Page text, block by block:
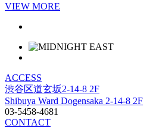
VIEW MORE
ACCESS
渋谷区道玄坂2-14-8 2F
Shibuya Ward Dogensaka 2-14-8 2F
03-5458-4681
CONTACT